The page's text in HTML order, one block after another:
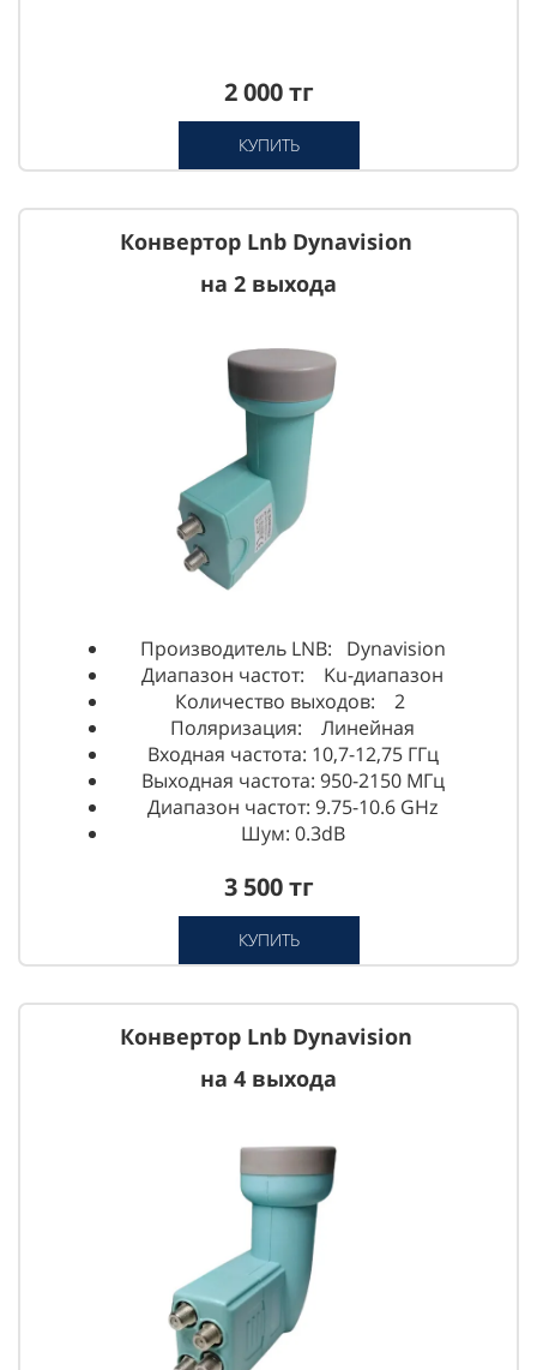
2 000 тг
КУПИТЬ
Конвертор Lnb Dynavision
на 2 выхода
Производитель LNB: Dynavision
Диапазон частот: Ku-диапазон
Количество выходов: 2
Поляризация: Линейная
Входная частота: 10,7-12,75 ГГц
Выходная частота: 950-2150 МГц
Диапазон частот: 9.75-10.6 GHz
Шум: 0.3dB
3 500 тг
КУПИТЬ
Конвертор Lnb Dynavision
на 4 выхода